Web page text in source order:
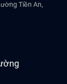
Tiền An,